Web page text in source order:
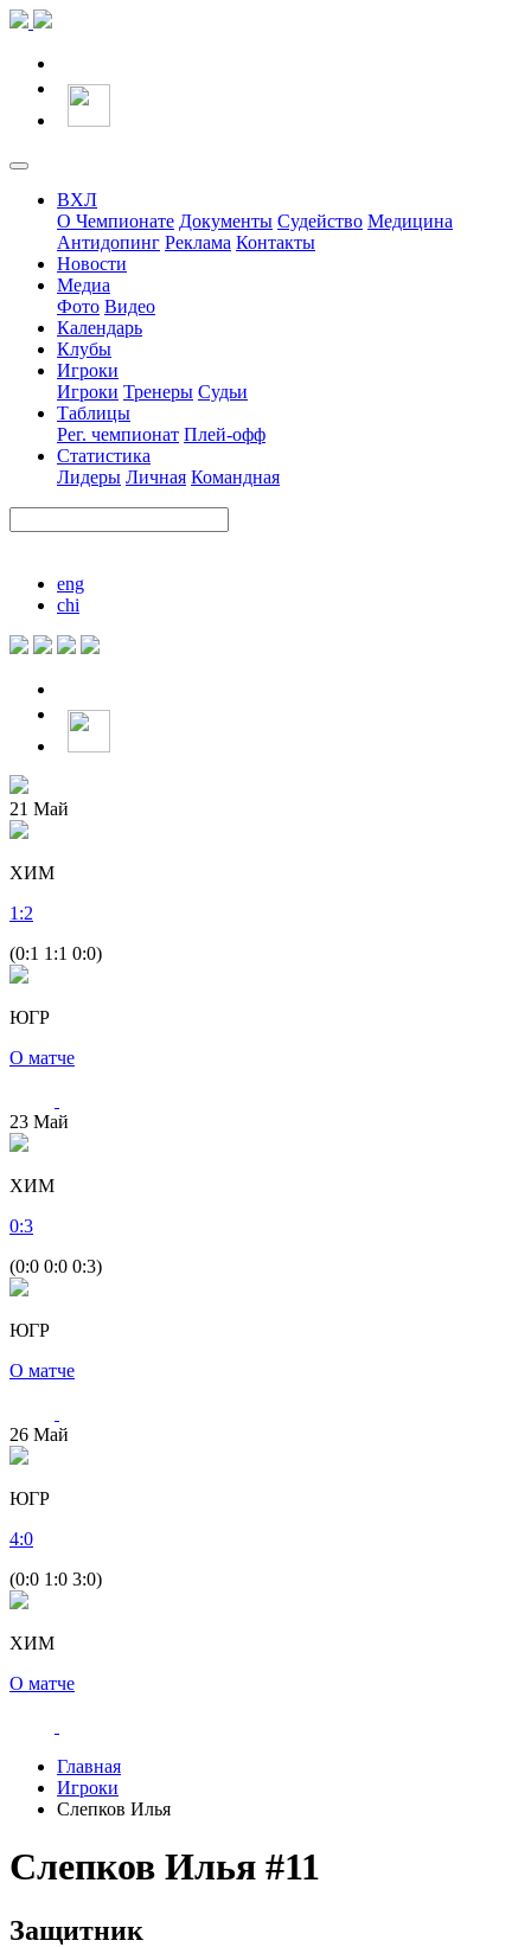
ВХЛ
О Чемпионате Документы Судейство Медицина
Антидопинг Реклама Контакты
Новости
Медиа
Фото Видео
Календарь
Клубы
Игроки
Игроки Тренеры Судьи
Таблицы
Рег. чемпионат Плей-офф
Статистика
Лидеры Личная Командная
eng
chi
21 Май
ХИМ
1 :2
(0:1 1:1 0:0)
ЮГР
О матче
23 Май
ХИМ
0:3
(0:0 0:0 0:3)
ЮГР
О матче
26 Май
ЮГР
4:0
(0:0 1:0 3:0)
ХИМ
О матче
Главная
Игроки
Слепков Илья
Слепков Илья #11
Защитник